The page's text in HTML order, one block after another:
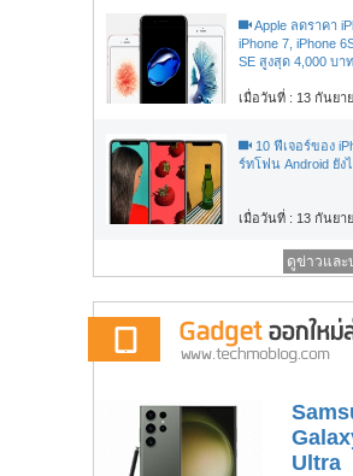
Apple ลดราคา
iPhone 7, iPhone
SE สูงสุด 4,000 บาท
เมื่อวันที่ : 13 กันยา
10 ฟีเจอร์ของ
ร์ทโฟน Android ยัง
เมื่อวันที่ : 13 กันยา
ดูข่าวแล
Ultra